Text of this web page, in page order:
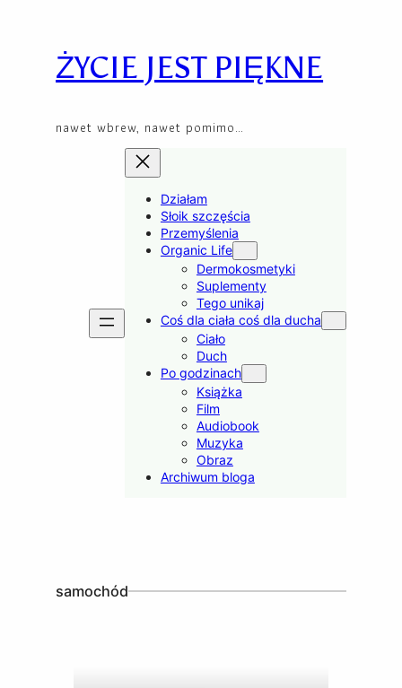
contentŻYCIE JEST PIĘKNE
nawet wbrew, nawet pomimo…
Działam
Słoik szczęścia
Przemyślenia
Organic Life
Dermokosmetyki
Suplementy
Tego unikaj
Coś dla ciała coś dla ducha
Ciało
Duch
Po godzinach
Książka
Film
Audiobook
Muzyka
Obraz
Archiwum bloga
samochód